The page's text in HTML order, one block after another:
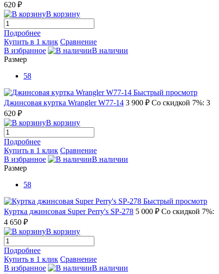
620 ₽
В корзину
Подробнее
Купить в 1 клик Сравнение
В избранное
В наличии
Размер
58
Быстрый просмотр
Джинсовая куртка Wrangler W77-14 3 900 ₽ Со скидкой 7%: 3
620 ₽
В корзину
Подробнее
Купить в 1 клик Сравнение
В избранное
В наличии
Размер
58
Быстрый просмотр
Куртка джинсовая Super Perry's SP-278 5 000 ₽ Со скидкой 7%:
4 650 ₽
В корзину
Подробнее
Купить в 1 клик Сравнение
В избранное
В наличии